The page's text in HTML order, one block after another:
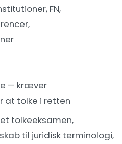
FN,
— kræver
at tolke i retten
tolkeeksamen,
til juridisk terminologi,